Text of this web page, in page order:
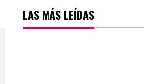
LAS MÁS LEÍDAS